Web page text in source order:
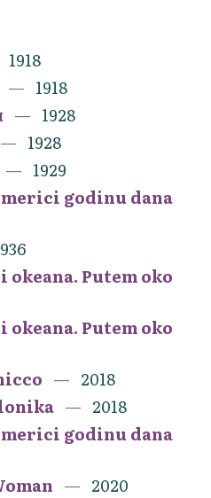
1918
1918
1928
1928
1929
godinu dana
okeana. Putem oko
okeana. Putem oko
2018
2018
godinu dana
2020